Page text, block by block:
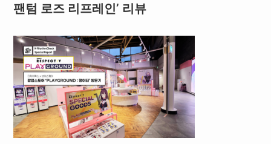
팬텀 로즈 리프레인’ 리뷰